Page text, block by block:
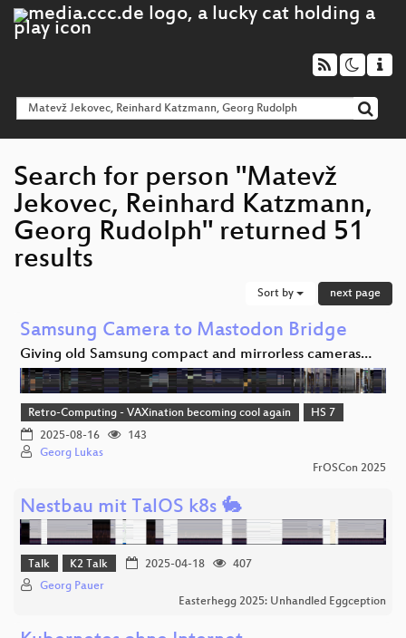
Search for person "Matevž
Jekovec, Reinhard Katzmann,
Georg Rudolph" returned 51
results
Sort by next page
Samsung Camera to Mastodon Bridge
Giving old Samsung compact and mirrorless cameras…
Retro-Computing - VAXination becoming cool again
HS 7
2025-08-16
143
Georg Lukas
FrOSCon 2025
Nestbau mit TalOS k8s 🐇
Talk K2 Talk 2025-04-18
407
Georg Pauer
Easterhegg 2025: Unhandled Eggception